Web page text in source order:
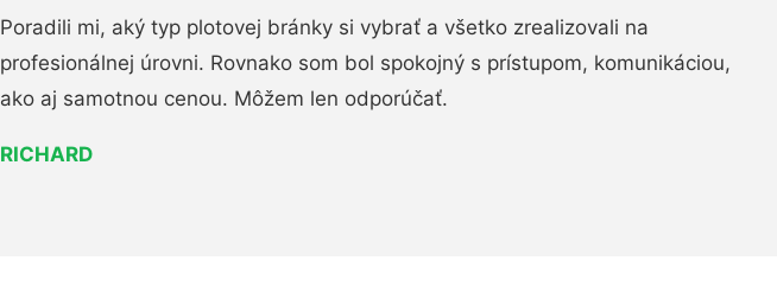
Poradili mi, aký typ plotovej bránky si vybrať a všetko zrealizovali na
profesionálnej úrovni. Rovnako som bol spokojný s prístupom, komunikáciou,
ako aj samotnou cenou. Môžem len odporúčať.
RICHARD